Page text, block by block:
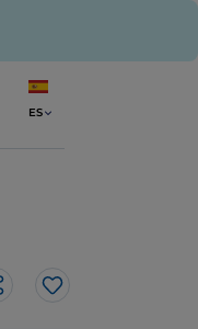
ES
Me gusta